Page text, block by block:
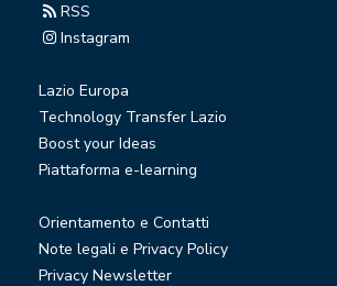
RSS
Instagram
Lazio Europa
Technology Transfer Lazio
Boost your Ideas
Piattaforma e-learning
Orientamento e Contatti
Note legali e Privacy Policy
Privacy Newsletter